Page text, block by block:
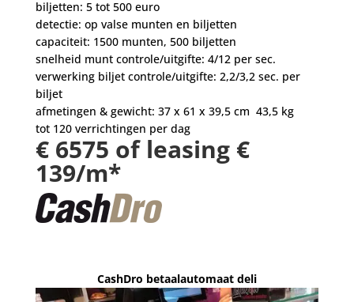
biljetten: 5 tot 500 euro
detectie: op valse munten en biljetten
capaciteit: 1500 munten, 500 biljetten
snelheid munt controle/uitgifte: 4/12 per sec.
verwerking biljet controle/uitgifte: 2,2/3,2 sec. per
biljet
afmetingen & gewicht: 37 x 61 x 39,5 cm 43,5 kg
tot 120 verrichtingen per dag
€ 6575 of leasing €
139/m*
CashDro betaalautomaat deli